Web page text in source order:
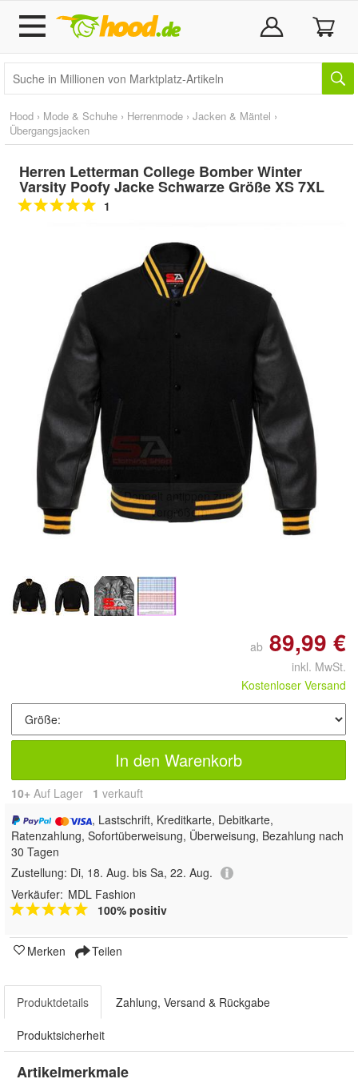
Hood › Mode & Schuhe › Herrenmode › Jacken & Mäntel ›
Übergangsjacken
Herren Letterman College Bomber Winter
Varsity Poofy Jacke Schwarze Größe XS 7XL
1
Doppelt antippen zum
vergrößern
ab 89,99 €
inkl. MwSt.
Kostenloser Versand
In den Warenkorb
10+ Auf Lager 1 verkauft
, Lastschrift, Kreditkarte, Debitkarte,
Ratenzahlung, Sofortüberweisung, Überweisung, Bezahlung nach
30 Tagen
Zustellung: Di, 18. Aug. bis Sa, 22. Aug.
Verkäufer: MDL Fashion
100% positiv
Merken Teilen
Produktdetails Zahlung, Versand & Rückgabe
Produktsicherheit
Artikelmerkmale